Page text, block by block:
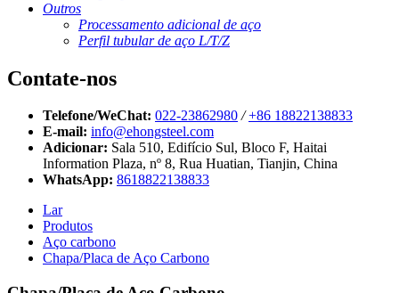
Outros
Processamento adicional de aço
Perfil tubular de aço L/T/Z
Contate-nos
Telefone/WeChat: 022-23862980 / +86 18822138833
E-mail: info@ehongsteel.com
Adicionar: Sala 510, Edifício Sul, Bloco F, Haitai
Information Plaza, nº 8, Rua Huatian, Tianjin, China
WhatsApp: 8618822138833
Lar
Produtos
Aço carbono
Chapa/Placa de Aço Carbono